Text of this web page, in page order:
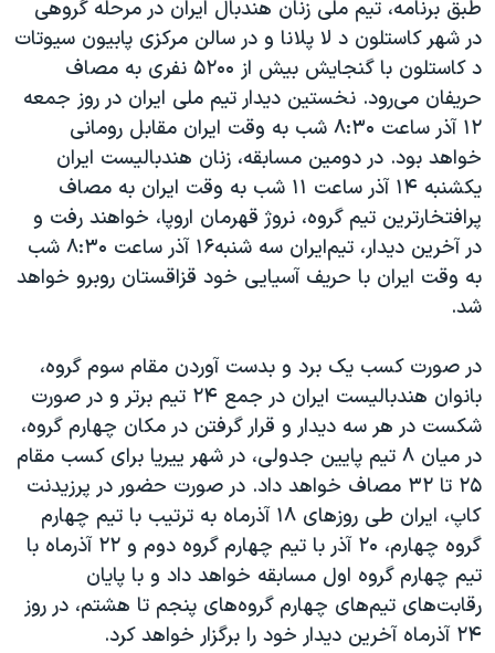
طبق برنامه، تیم ‌ملی زنان هندبال ایران در مرحله گروهی
در شهر کاستلون د لا پلانا و‌ در سالن مرکزی پابیون سیوتات
د کاستلون با گنجایش بیش از ۵۲۰۰ نفری به مصاف
حریفان می‌رود. نخستین دیدار تیم ملی ایران در روز جمعه
۱۲ آذر ساعت ۸:۳۰ شب به وقت ایران مقابل رومانی
خواهد بود. در دومین مسابقه، زنان هندبالیست ایران
یکشنبه ۱۴ آذر ساعت ۱۱ شب به وقت ایران به مصاف
پرافتخارترین تیم گروه، نروژ قهرمان اروپا، خواهند رفت و
در آخرین دیدار، تیم‌ایران سه شنبه۱۶ آذر ساعت ۸:۳۰ شب
به وقت ایران با حریف آسیایی خود قزاقستان روبرو‌ خواهد
شد.
در صورت کسب یک ‌برد و‌ بدست آوردن مقام سوم گروه،
بانوان هندبالیست ایران در جمع ۲۴ تیم برتر و‌ در صورت
شکست در هر سه دیدار و ‌قرار گرفتن در مکان چهارم گروه،
در میان ۸ تیم پایین جدولی، در شهر ییریا برای کسب مقام
۲۵ تا ۳۲ مصاف خواهد داد. در صورت حضور در پرزیدنت
کاپ، ایران طی روزهای ۱۸ آذرماه به ترتیب با تیم چهارم
گروه چهارم، ۲۰ آذر با تیم ‌چهارم گروه دوم و ۲۲ آذرماه با
تیم چهارم گروه اول مسابقه خواهد داد و‌ با پایان
رقابت‌های تیم‌های چهارم گروه‌های پنجم تا هشتم، در روز
۲۴ آذرماه آخرین دیدار خود را برگزار خواهد کرد.